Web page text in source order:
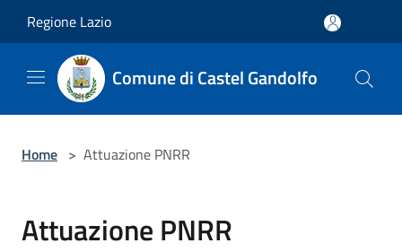
Regione Lazio
Comune di Castel Gandolfo
Home > Attuazione PNRR
Attuazione PNRR